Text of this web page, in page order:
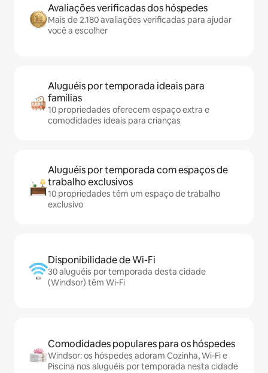
Avaliações verificadas dos hóspedes
Mais de 2.180 avaliações verificadas para ajudar
você a escolher
Aluguéis por temporada ideais para
famílias
10 propriedades oferecem espaço extra e
comodidades ideais para crianças
Aluguéis por temporada com espaços de
trabalho exclusivos
10 propriedades têm um espaço de trabalho
exclusivo
Disponibilidade de Wi-Fi
30 aluguéis por temporada desta cidade
(Windsor) têm Wi-Fi
Comodidades populares para os hóspedes
Windsor: os hóspedes adoram Cozinha, Wi-Fi e
Piscina nos aluguéis por temporada nesta cidade